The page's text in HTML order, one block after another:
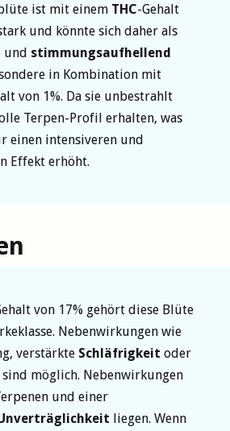
ist mit einem THC-Gehalt
und könnte sich daher als
und stimmungsaufhellend
in Kombination mit
von 1%. Da sie unbestrahlt
Terpen-Profil erhalten, was
einen intensiveren und
Effekt erhöht.
von 17% gehört diese Blüte
Nebenwirkungen wie
verstärkte Schläfrigkeit oder
möglich. Nebenwirkungen
und einer
liegen. Wenn